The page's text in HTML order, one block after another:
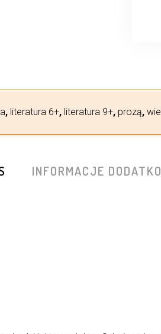
, literatura 6+, literatura 9+, prozą,
INFORMACJE